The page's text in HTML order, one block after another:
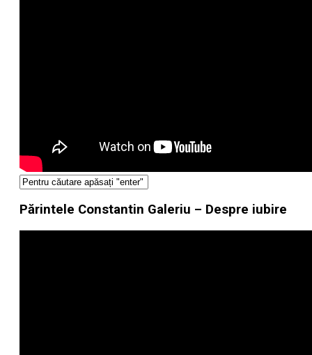
Părintele Constantin Galeriu – Despre iubire